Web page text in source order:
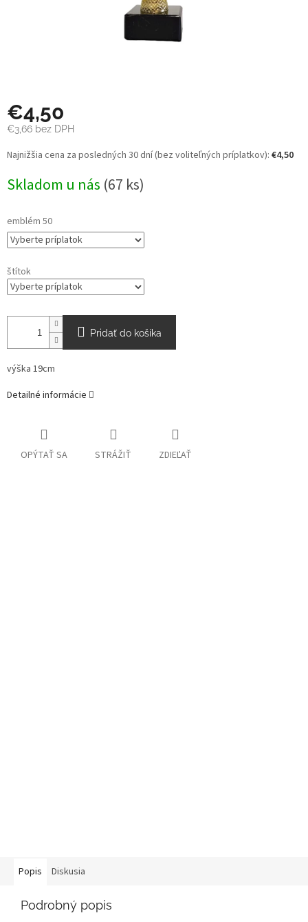
€4,50
€3,66 bez DPH
Jednotková
cena:
Najnižšia cena za posledných 30 dní (bez voliteľných príplatkov): €4,50
Skladom u nás (67 ks)
emblém 50
štítok
Pridať do košíka
výška 19cm
Detailné informácie
OPÝTAŤ SA STRÁŽIŤ ZDIEĽAŤ
Popis Diskusia
Podrobný popis